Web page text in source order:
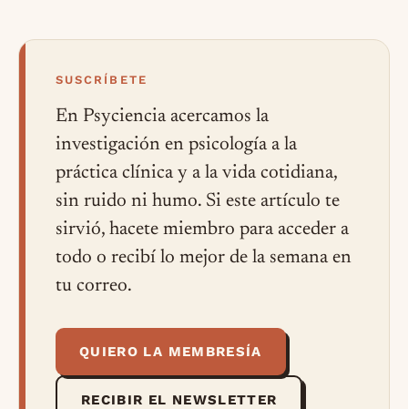
SUSCRÍBETE
En Psyciencia acercamos la
investigación en psicología a la
práctica clínica y a la vida cotidiana,
sin ruido ni humo. Si este artículo te
sirvió, hacete miembro para acceder a
todo o recibí lo mejor de la semana en
tu correo.
QUIERO LA MEMBRESÍA
RECIBIR EL NEWSLETTER